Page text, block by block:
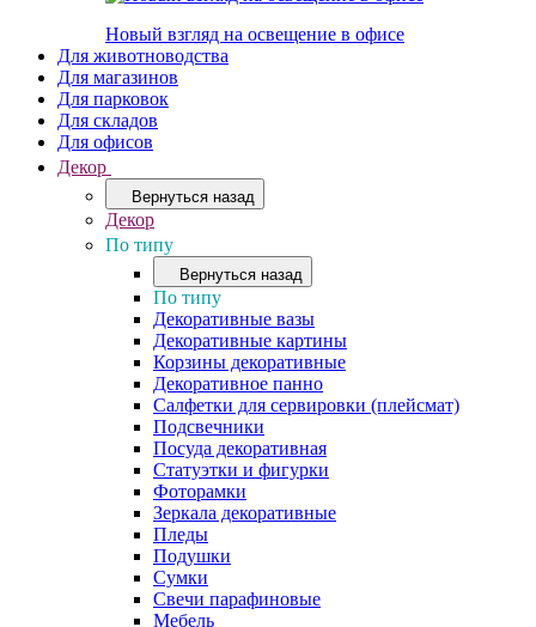
Новый взгляд на освещение в офисе
Для животноводства
Для магазинов
Для парковок
Для складов
Для офисов
Декор
Вернуться назад
Декор
По типу
Вернуться назад
По типу
Декоративные вазы
Декоративные картины
Корзины декоративные
Декоративное панно
Салфетки для сервировки (плейсмат)
Подсвечники
Посуда декоративная
Статуэтки и фигурки
Фоторамки
Зеркала декоративные
Пледы
Подушки
Сумки
Свечи парафиновые
Мебель